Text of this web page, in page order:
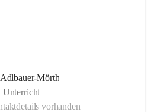
Mörth
Unterricht
vorhanden